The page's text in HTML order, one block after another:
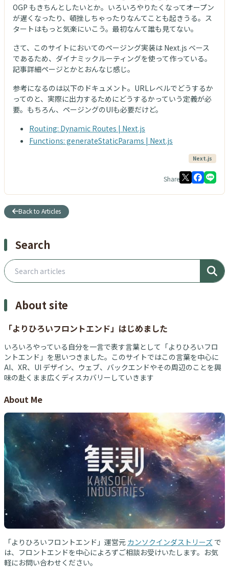
OGP もきちんとしたいとか。いろいろやりたくなってオープン
が遅くなったり、頓挫しちゃったりなんてことも起きうる。ス
タートはもっと気楽にいこう。最初なんて誰も見てない。
さて、このサイトにおいてのページング実装は Next.js ベース
であるため、ダイナミックルーティングを使って作っている。
記事詳細ページとかとおんなじ感じ。
参考になるのは以下のドキュメント。URLレベルでどうするか
ってのと、実際に出力するためにどうするかっていう定義が必
要。もちろん、ページングのUIも必要だけど。
Routing: Dynamic Routes | Next.js
Functions: generateStaticParams | Next.js
Next.js
Share
Back to Articles
Search
Search articles
About site
「よりひろいフロントエンド」はじめました
いろいろやっている自分を一言で表す言葉として「よりひろいフロ
ントエンド」を思いつきました。このサイトではこの言葉を中心に
AI、XR、UI デザイン、ウェブ、バックエンドやその周辺のことを興
味の赴くまま広くディスカバリーしていきます
About Me
「よりひろいフロントエンド」運営元 カンソクインダストリーズ で
は、フロントエンドを中心によろずご相談お受けいたします。お気
軽にお問い合わせください。